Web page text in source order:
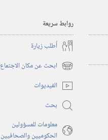
روابط سريعة
أُطلب زيارة
ابحث عن مكان الاجتماع (يفتح
نافذة الفيديوات
بحث
معلومات للمسؤولين
الحكوميين والصحافيين